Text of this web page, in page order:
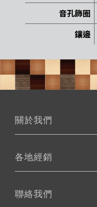
音孔飾圈
鑲邊
關於我們
各地經銷
聯絡我們